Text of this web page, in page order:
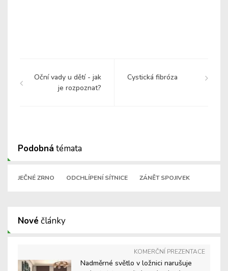
Oční vady u dětí - jak
je rozpoznat?
Cystická fibróza
Podobná témata
JEČNÉ ZRNO ODCHLÍPENÍ SÍTNICE ZÁNĚT SPOJIVEK
Nové články
KOMERČNÍ PREZENTACE
Nadměrné světlo v ložnici narušuje